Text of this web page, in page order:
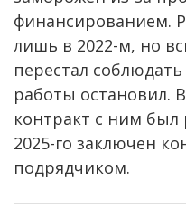
финансированием.
лишь в 2022-м, но
перестал
работы остановил.
контракт с ним был
2025-го заключен
подрядчиком.